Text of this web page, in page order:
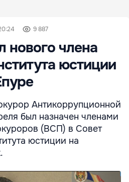
9 887
нового члена
юстиции
Антикоррупционной
был назначен членами
(ВСП) в Совет
юстиции на